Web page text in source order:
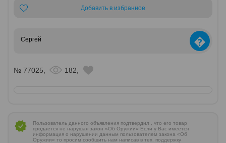
Добавить в избранное
Сергей �
№ 77025, 182,
Пользователь данного объявления подтвердил , что его товар
продается не нарушая закон «Об Оружии» Если у Вас имеется
информация о нарушении данным пользователем закона «Об
Оружии» то просим сообщить нам написав в тех. поддержку